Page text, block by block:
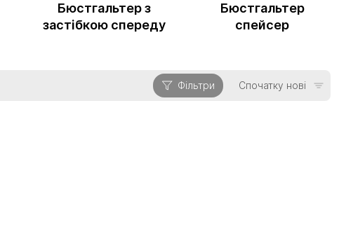
Бюстгальтер з
застібкою спереду
Бюстгальтер
спейсер
Фільтри Спочатку нові